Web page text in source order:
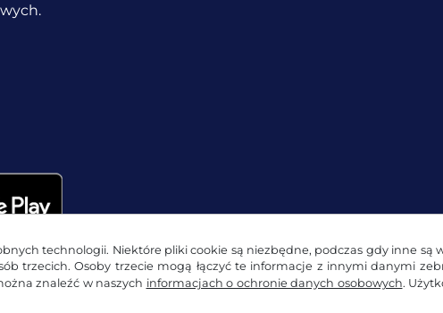
technologii. Niektóre pliki cookie są niezbędne, podczas gdy inne są
trzecich. Osoby trzecie mogą łączyć te informacje z innymi danymi
znaleźć w naszych informacjach o ochronie danych osobowych.